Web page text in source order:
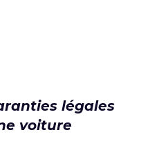
légales
voiture